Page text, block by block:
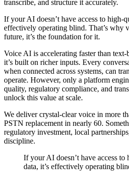
transcribe, and structure it accurately.
If your AI doesn’t have access to high-
effectively operating blind. That’s why
future, it’s the foundation for it.
Voice AI is accelerating faster than text-
it’s built on richer inputs. Every
when connected across systems, can
operate. However, only a platform
quality, regulatory compliance, and
unlock this value at scale.
We deliver crystal-clear voice in more
PSTN replacement in nearly 60.
regulatory investment, local
discipline.
If your AI doesn’t have access
data, it’s effectively operating